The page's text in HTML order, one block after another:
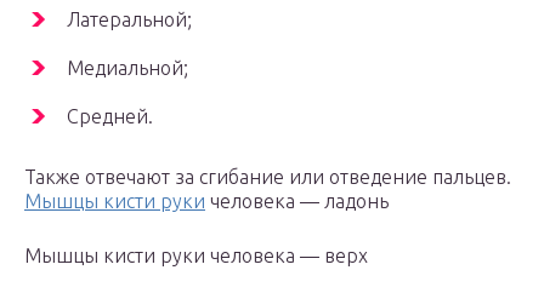
Латеральной;
Медиальной;
Средней.
Также отвечают за сгибание или отведение пальцев.
Мышцы кисти руки человека — ладонь
Мышцы кисти руки человека — верх